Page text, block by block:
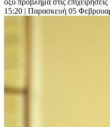
οξύ πρόβλημα στις επιχειρήσεις
15:20 | Παρασκευή 05